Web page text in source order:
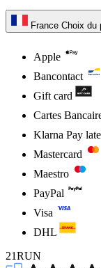
France Choix du
Apple
Bancontact
Gift card
Cartes
Klarna Pay
Mastercard
Maestro
PayPal
Visa
DHL
21RUN